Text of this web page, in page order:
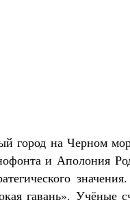
город на Черном
и Аполония
гавань».